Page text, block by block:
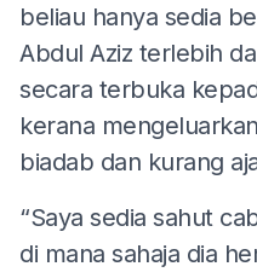
beliau hanya sedia
Abdul Aziz terlebih
secara terbuka
kerana
biadab dan kurang
“Saya sedia sahut
di mana sahaja dia